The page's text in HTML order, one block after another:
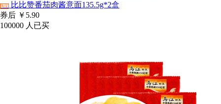
淘宝
比比赞番茄肉酱意面135.5g*2盒
券后 ￥5.90
100000 人已买